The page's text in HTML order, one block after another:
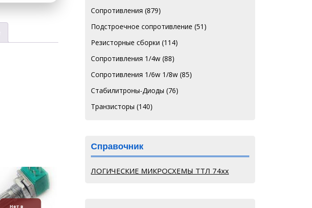
Нет в
Сопротивления (879)
Подстроечное сопротивление (51)
Резисторные сборки (114)
Сопротивления 1/4w (88)
Сопротивления 1/6w 1/8w (85)
Стабилитроны-Диоды (76)
Транзисторы (140)
Справочник
ЛОГИЧЕСКИЕ МИКРОСХЕМЫ ТТЛ 74хх